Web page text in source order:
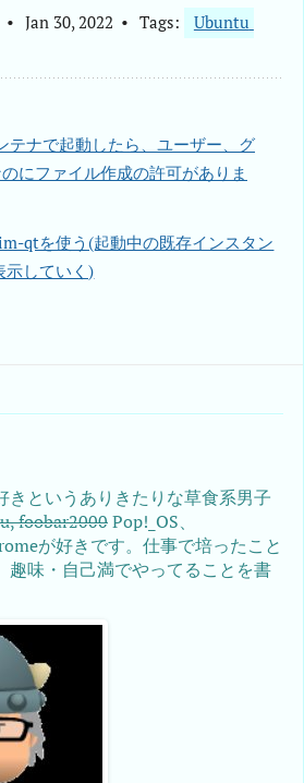
Jan 30, 2022 Tags:
Ubuntu
テナで起動したら、ユーザー、グ
にファイル作成の許可がありま
qtを使う(起動中の既存インスタン
示していく)
きというありきたりな草食系男子
foobar2000Pop!_OS、
が好きです。仕事で培ったこと
趣味・自己満でやってることを書